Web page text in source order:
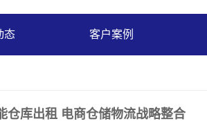
态 客户案例
仓库出租 电商仓储物流战略整合